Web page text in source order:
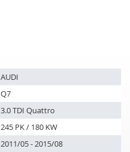
AUDI
Q7
3.0 TDI Quattro
245 PK / 180 KW
2011/05 - 2015/08